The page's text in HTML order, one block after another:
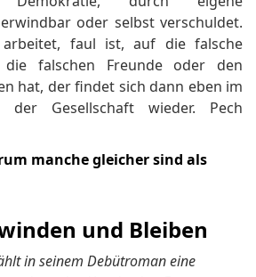
oder selbst verschuldet.
faul ist, auf die falsche
die falschen Freunde oder den
hat, der findet sich dann eben im
der Gesellschaft wieder. Pech
manche gleicher sind als
und Bleiben
in seinem Debütroman eine